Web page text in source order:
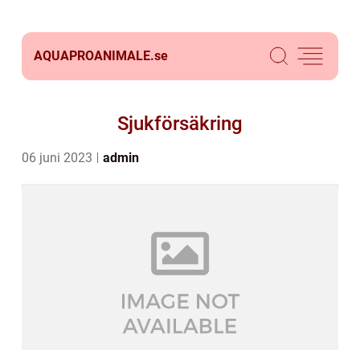
AQUAPROANIMALE.se
Sjukförsäkring
06 juni 2023 admin